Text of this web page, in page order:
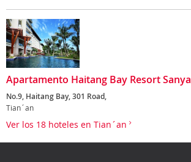
Apartamento Haitang Bay Resort Sanya
No.9, Haitang Bay, 301 Road,
Tian´an
Ver los 18 hoteles en Tian´an